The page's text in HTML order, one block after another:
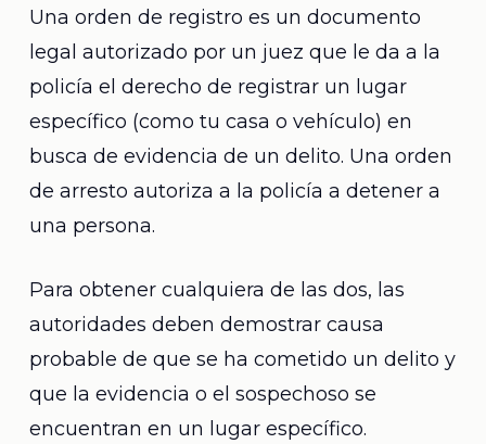
Una orden de registro es un documento
legal autorizado por un juez que le da a la
policía el derecho de registrar un lugar
específico (como tu casa o vehículo) en
busca de evidencia de un delito. Una orden
de arresto autoriza a la policía a detener a
una persona.
Para obtener cualquiera de las dos, las
autoridades deben demostrar causa
probable de que se ha cometido un delito y
que la evidencia o el sospechoso se
encuentran en un lugar específico.